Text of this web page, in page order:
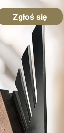
Zgłoś się